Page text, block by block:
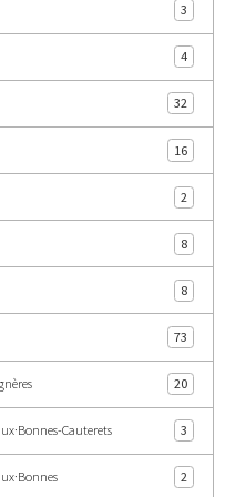
3
4
32
16
2
8
8
73
20
Cauterets 3
2